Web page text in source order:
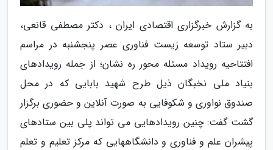
به گزارش خبرگزاری اقتصادی ایران ، دکتر مصطفی قانعی،
دبیر ستاد توسعه زیست فناوری عصر پنجشنبه در مراسم
افتتاحیه رویداد مسئله محور ره نشان؛ از جمله رویدادهای
بنیاد ملی نخبگان ذیل طرح شهید بابایی که در محل
صندوق نواوری و شکوفایی به صورت آنلاین و حضوری برگزار
گشت گفت: چنین رویدادهایی می تواند پلی بین ستادهای
پیشران علم و فناوری و دانشگاههایی که مرکز تعلیم و تعلم